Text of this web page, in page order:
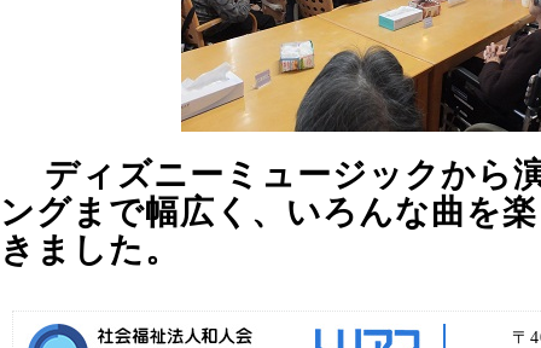
ディズニーミュージックから
ングまで幅広く、いろんな曲を
きました。
〒